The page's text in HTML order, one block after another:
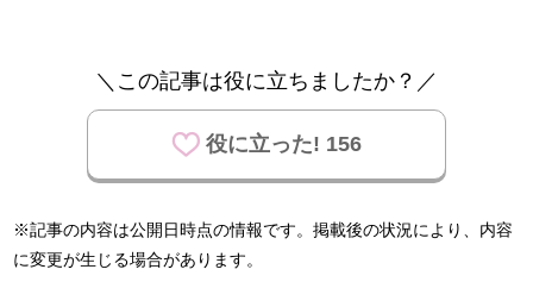
＼この記事は役に立ちましたか？／
役に立った! 156
※記事の内容は公開日時点の情報です。掲載後の状況により、内容
に変更が生じる場合があります。